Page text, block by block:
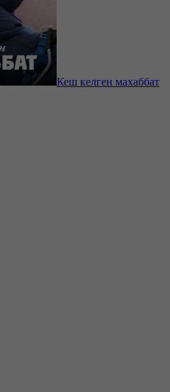
Кеш келген махаббат